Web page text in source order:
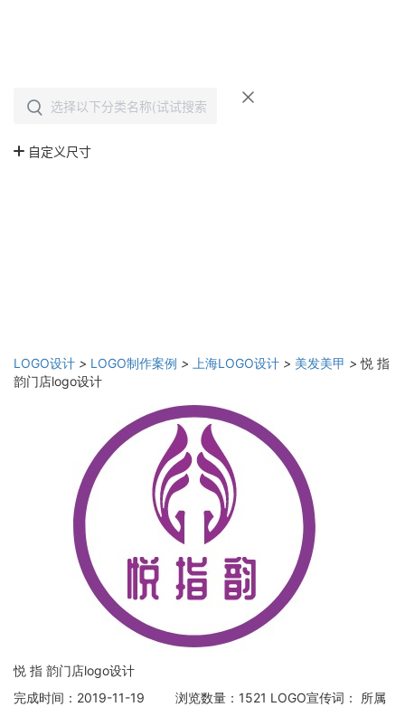
LOGO设计 > LOGO制作案例 > 上海LOGO设计 > 美发美甲 >悦 指
韵门店logo设计
悦 指 韵门店logo设计
完成时间：2019-11-19
浏览数量：1521 LOGO宣传词：
所属